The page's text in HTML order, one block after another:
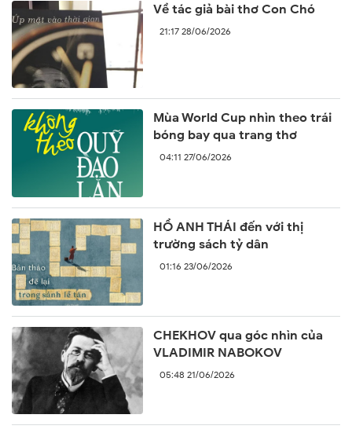
Về tác giả bài thơ Con Chó
21:17 28/06/2026
Mùa World Cup nhìn theo trái
bóng bay qua trang thơ
04:11 27/06/2026
HỒ ANH THÁI đến với thị
trường sách tỷ dân
01:16 23/06/2026
CHEKHOV qua góc nhìn của
VLADIMIR NABOKOV
05:48 21/06/2026